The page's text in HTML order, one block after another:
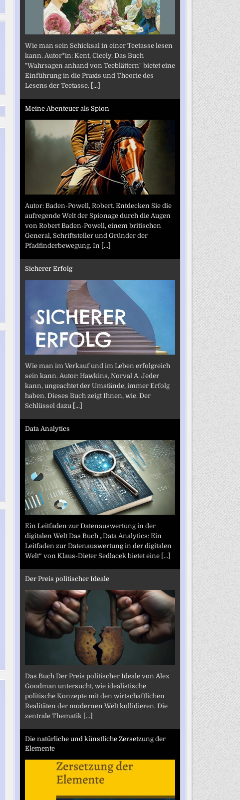
Wie man sein Schicksal in einer Teetasse lesen
kann. Autor*in: Kent, Cicely. Das Buch
"Wahrsagen anhand von Teeblättern" bietet eine
Einführung in die Praxis und Theorie des
Lesens der Teetasse. [...]
Meine Abenteuer als Spion
Autor: Baden-Powell, Robert. Entdecken Sie die
aufregende Welt der Spionage durch die Augen
von Robert Baden-Powell, einem britischen
General, Schriftsteller und Gründer der
Pfadfinderbewegung. In [...]
Sicherer Erfolg
Wie man im Verkauf und im Leben erfolgreich
sein kann. Autor: Hawkins, Norval A. Jeder
kann, ungeachtet der Umstände, immer Erfolg
haben. Dieses Buch zeigt Ihnen, wie. Der
Schlüssel dazu [...]
Data Analytics
Ein Leitfaden zur Datenauswertung in der
digitalen Welt Das Buch „Data Analytics: Ein
Leitfaden zur Datenauswertung in der digitalen
Welt“ von Klaus-Dieter Sedlacek bietet eine [...]
Der Preis politischer Ideale
Das Buch Der Preis politischer Ideale von Alex
Goodman untersucht, wie idealistische
politische Konzepte mit den wirtschaftlichen
Realitäten der modernen Welt kollidieren. Die
zentrale Thematik [...]
Die natürliche und künstliche Zersetzung der
Elemente